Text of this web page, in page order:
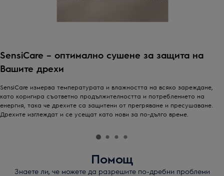
SensiCare – оптимално сушене за защита на
Вашите дрехи
SensiCare измерва температурата и влажността на всяко зареждане,
като коригира съответно продължителността и потреблението на
енергия, така че дрехите са защитени от прегряване и пресушаване.
Дрехите изглеждат и се усещат като нови за по-дълго време.
Помощ
Знаете ли, че можете да разрешите по-дребни проблеми